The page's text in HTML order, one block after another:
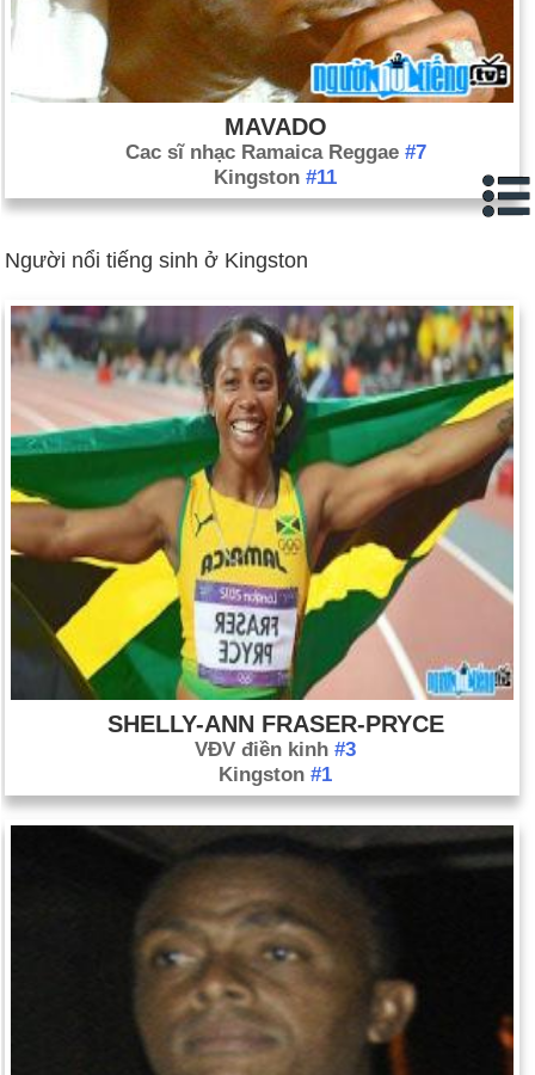
MAVADO
Cac sĩ nhạc Ramaica Reggae #7
Kingston #11
Người nổi tiếng sinh ở Kingston
SHELLY-ANN FRASER-PRYCE
VĐV điền kinh #3
Kingston #1